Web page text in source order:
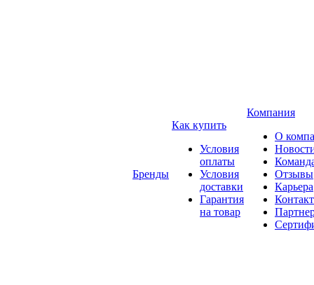
Бренды
Как купить
Условия
оплаты
Условия
доставки
Гарантия
на товар
Компания
О
Отзывы
Карьера